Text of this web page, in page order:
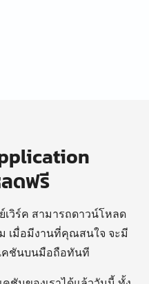
ดฟรี
เวิร์ค สามารถดาวน์โหลด
เมื่อมีงานที่คุณสนใจ จะมี
คชันบนมือถือทันที